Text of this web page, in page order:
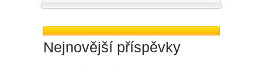
Nejnovější příspěvky